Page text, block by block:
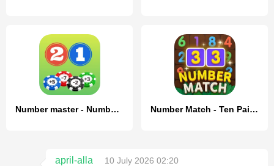
Number master - Number puzzle Number Match - Ten Pair Puzzle
april-alla
10 July 2026 02:20